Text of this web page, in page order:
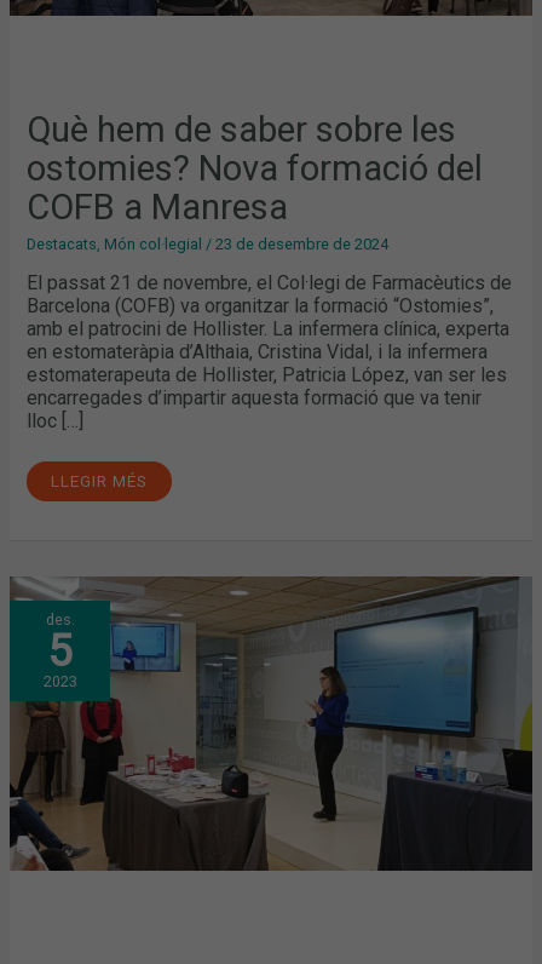
Què hem de saber sobre les
ostomies? Nova formació del
COFB a Manresa
Destacats, Món col·legial /23 de desembre de 2024
El passat 21 de novembre, el Col·legi de Farmacèutics de
Barcelona (COFB) va organitzar la formació “Ostomies”,
amb el patrocini de Hollister. La infermera clínica, experta
en estomateràpia d’Althaia, Cristina Vidal, i la infermera
estomaterapeuta de Hollister, Patricia López, van ser les
encarregades d’impartir aquesta formació que va tenir
lloc […]
LLEGIR MÉS
des.
5
2023
EL
COFB
ACULL
UNA
NOVA
EDICIÓ
DE
LA
FORMACIÓ
PRÀCTICA
SOBRE
OSTOMIES